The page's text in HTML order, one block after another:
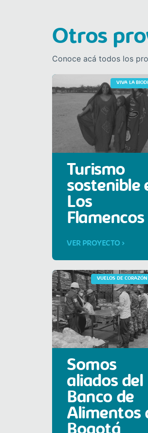
Otros
Conoce acá todos los
VIVA LA
Turismo
sostenible
Los
Flamencos
VER PROYECTO >
VUELOS DE
Somos
aliados del
Banco de
Alimentos